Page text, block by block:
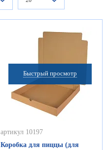
Быстрый просмотр
артикул 10197
Коробка для пиццы (для